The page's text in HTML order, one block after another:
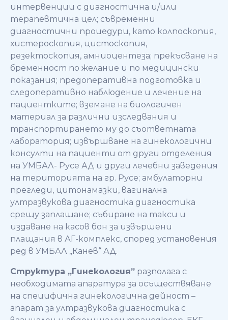
интервенции с диагностична и/или
терапевтична цел; съвременни
диагностични процедури, като колпоскопия,
хистероскопия, цистоскопия,
резектоскопия, амниоцентеза; прекъсване на
бременност по желание и по медицински
показания; предоперативна подготовка и
следоперативно наблюдение и лечение на
пациентките; вземане на биологичен
материал за различни изследвания и
транспортирането му до съответната
лаборатория; извършване на гинекологични
консулти на пациенти от други отделения
на УМБАЛ- Русе АД и други лечебни заведения
на територията на гр. Русе; амбулаторни
прегледи, цитонамазки, вагинална
ултразвукова диагностика диагностика
срещу заплащане; събиране на такси и
издаване на касов бон за извършени
плащания в АГ-комплекс, според установения
ред в УМБАЛ „Канев“ АД.
Структура „Гинекология” разполага с
необходимата апаратура за осъществяване
на специфична гинекологична дейност –
апарат за ултразвукова диагностика с